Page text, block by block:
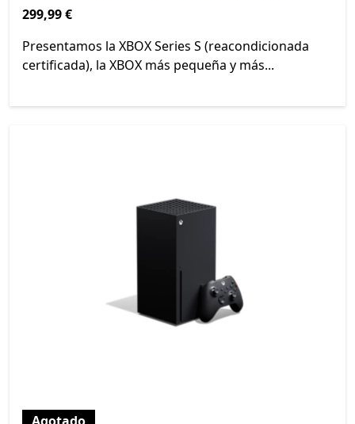
299,99 €
299,99 €
Presentamos la XBOX Series S (reacondicionada
certificada), la XBOX más pequeña y más...